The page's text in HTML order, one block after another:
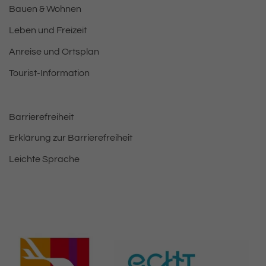
Bauen & Wohnen
Leben und Freizeit
Anreise und Ortsplan
Tourist-Information
Barrierefreiheit
Erklärung zur Barrierefreiheit
Leichte Sprache